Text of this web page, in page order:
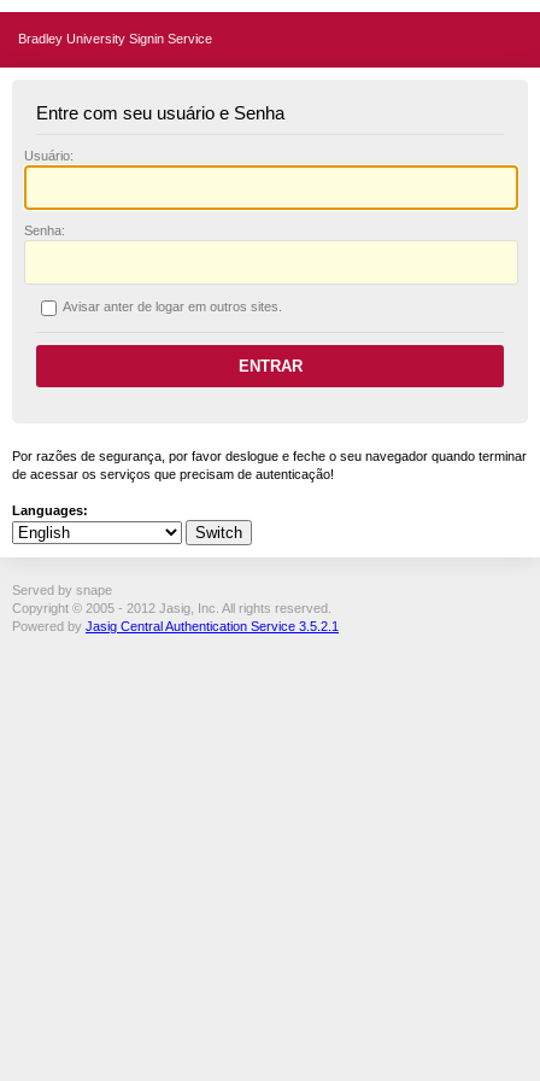
Bradley University Signin Service
Entre com seu usuário e Senha
Usuário:
Senha:
Avisar anter de logar em outros sites.
Por razões de segurança, por favor deslogue e feche o seu navegador quando terminar
de acessar os serviços que precisam de autenticação!
Languages:
Served by snape
Copyright © 2005 - 2012 Jasig, Inc. All rights reserved.
Powered by Jasig Central Authentication Service 3.5.2.1